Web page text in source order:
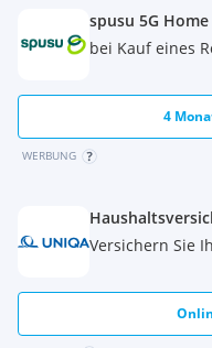
Flughafen <5500m
Bank <500m
Post <500m
spusu 5G
bei Kauf eines
4
WERBUNG
Versichern Sie